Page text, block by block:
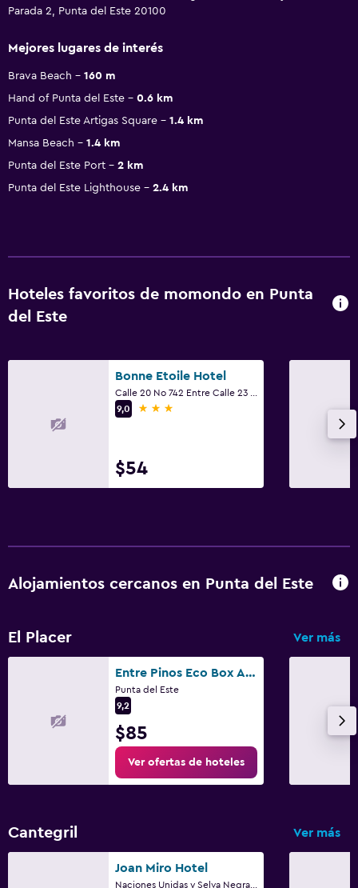
Parada 2, Punta del Este 20100
Mejores lugares de interés
Brava Beach
160 m
Hand of Punta del Este
0.6 km
Punta del Este Artigas Square
1.4 km
Mansa Beach
1.4 km
Punta del Este Port
2 km
Punta del Este Lighthouse
2.4 km
Hoteles favoritos de momondo en Punta
del Este
Bonne Etoile Hotel
9,0
3 estrellas
$54
Alojamientos cercanos en Punta del Este
El Placer Ver más
Entre Pinos Eco Box Apart
Punta del Este
9,2
$85
Ver ofertas de hoteles
Cantegril Ver más
Joan Miro Hotel